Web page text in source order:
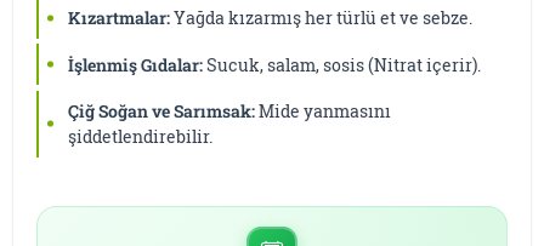
Kızartmalar:Yağda kızarmış her türlü et ve sebze.
İşlenmiş Gıdalar:Sucuk, salam, sosis (Nitrat içerir).
Çiğ Soğan ve Sarımsak:Mide yanmasını
şiddetlendirebilir.